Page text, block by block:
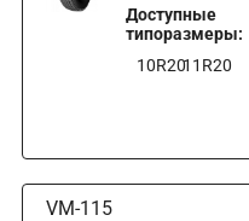
Доступные
типоразмеры:
10R2011R20
VM-115